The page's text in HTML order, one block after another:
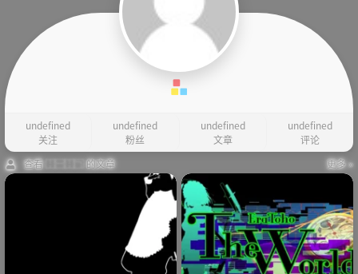
undefined
关注
undefined
粉丝
undefined
文章
undefined
评论
查看 ⿰⿱⿰⿹ 的文章
更多 »